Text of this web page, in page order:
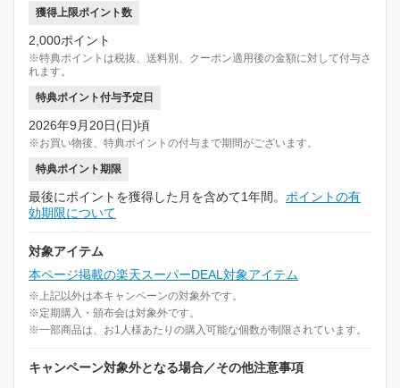
獲得上限ポイント数
2,000ポイント
※特典ポイントは税抜、送料別、クーポン適用後の金額に対して付与さ
れます。
特典ポイント付与予定日
2026年9月20日(日)頃
※お買い物後、特典ポイントの付与まで期間がございます。
特典ポイント期限
最後にポイントを獲得した月を含めて1年間。 ポイントの有
効期限について
対象アイテム
本ページ掲載の楽天スーパーDEAL対象アイテム
※上記以外は本キャンペーンの対象外です。
※定期購入・頒布会は対象外です。
※一部商品は、お1人様あたりの購入可能な個数が制限されています。
キャンペーン対象外となる場合／その他注意事項